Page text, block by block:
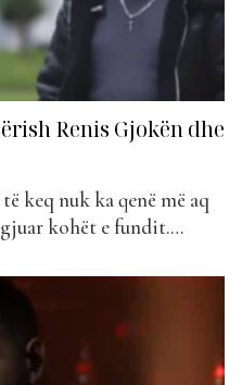
Renis Gjokën dhe
keq nuk ka qenë më aq
kohët e fundit.
komerciale. Megjithatë,
Një këngë rock i